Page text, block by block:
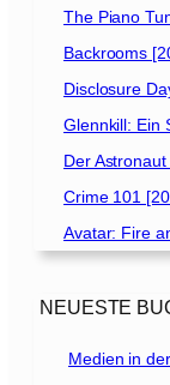
The Piano
Backrooms
Disclosure
Glennkill: Ein
Der
Crime 101
Avatar: Fire
NEUESTE
Medien in